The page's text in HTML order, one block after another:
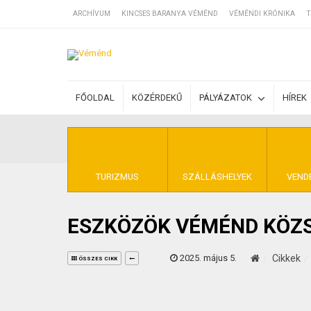
ARCHÍVUM KINCSES BARANYA VÉMÉND VÉMÉNDI KRÓNIKA
FŐOLDAL KÖZÉRDEKŰ PÁLYÁZATOK HÍREK
TURIZMUS SZÁLLÁSHELYEK
SZÁLLÁSOK
BEJEGYZÉSEK
ÁLTALÁNOS
KINCSES
ESZKÖZÖK VÉMÉND
ÖSSZES CIKK 2025. május 5. Cikkek